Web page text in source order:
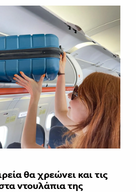
θα χρεώνει και τις
ντουλάπια της